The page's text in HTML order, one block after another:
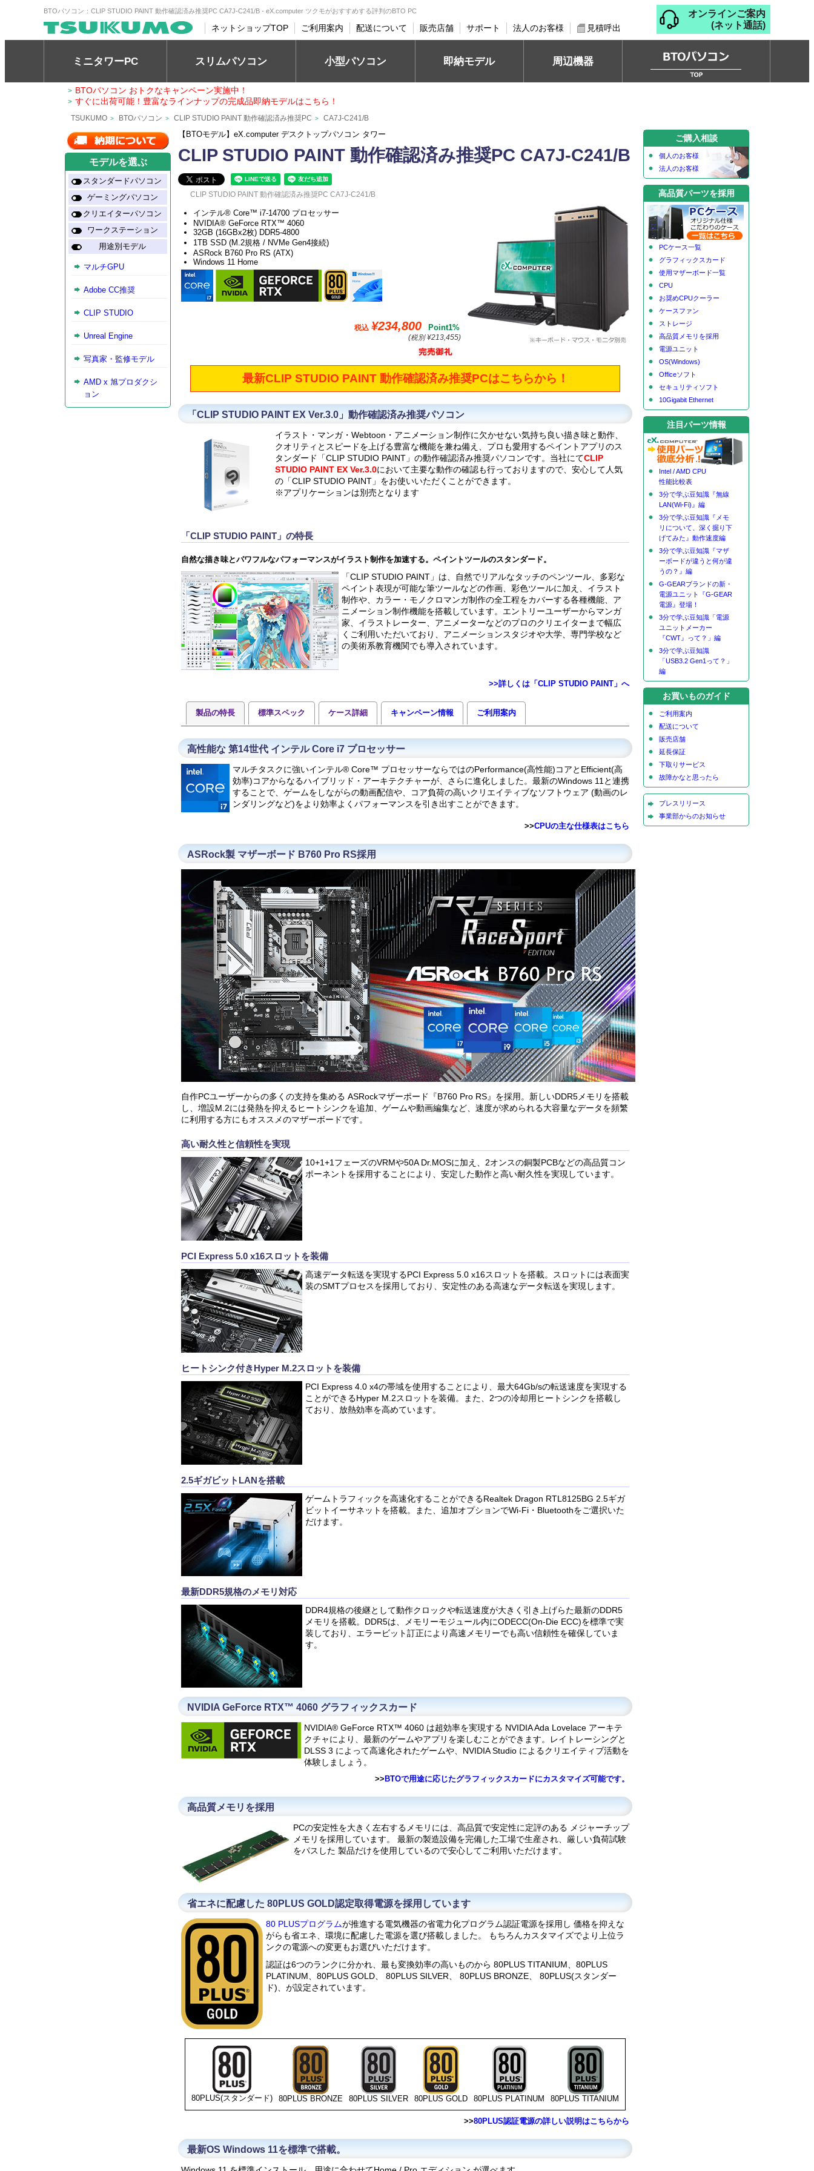
BTOパソコン：CLIP STUDIO PAINT 動作確認済み推奨PC CA7J-C241/B - eX.computer ツクモがおすすめする評判のBTO PC
ネットショップTOP ご利用案内 配送について 販売店舗 サポート 法人のお客様 見積呼出
オンラインご案内
(ネット通話)
ミニタワーPC スリムパソコン 小型パソコン 即納モデル 周辺機器
> BTOパソコン おトクなキャンペーン実施中！
> すぐに出荷可能！豊富なラインナップの完成品即納モデルはこちら！
TSUKUMO > BTOパソコン > CLIP STUDIO PAINT 動作確認済み推奨PC > CA7J-C241/B
【BTOモデル】eX.computer デスクトップパソコン タワー
CLIP STUDIO PAINT 動作確認済み推奨PC CA7J-C241/B
CLIP STUDIO PAINT 動作確認済み推奨PC CA7J-C241/B
インテル® Core™ i7-14700 プロセッサー
NVIDIA® GeForce RTX™ 4060
32GB (16GBx2枚) DDR5-4800
1TB SSD (M.2規格 / NVMe Gen4接続)
ASRock B760 Pro RS (ATX)
Windows 11 Home
税込 ¥234,800 Point1%
(税別 ¥213,455)
最新CLIP STUDIO PAINT 動作確認済み推奨PCはこちらから！
「CLIP STUDIO PAINT EX Ver.3.0」動作確認済み推奨パソコン
イラスト・マンガ・Webtoon・アニメーション制作に欠かせない気持ち良い描き味と動作、
クオリティとスピードを上げる豊富な機能を兼ね備え、プロも愛用するペイントアプリのス
タンダード「CLIP STUDIO PAINT」の動作確認済み推奨パソコンです。当社にてCLIP
STUDIO PAINT EX Ver.3.0において主要な動作の確認も行っておりますので、安心して人気
の「CLIP STUDIO PAINT」をお使いいただくことができます。
※アプリケーションは別売となります
「CLIP STUDIO PAINT」の特長
自然な描き味とパワフルなパフォーマンスがイラスト制作を加速する。ペイントツールのスタンダード。
「CLIP STUDIO PAINT」は、自然でリアルなタッチのペンツール、多彩な
ペイント表現が可能な筆ツールなどの作画、彩色ツールに加え、イラスト
制作や、カラー・モノクロマンガ制作の全工程をカバーする各種機能、ア
ニメーション制作機能を搭載しています。エントリーユーザーからマンガ
家、イラストレーター、アニメーターなどのプロのクリエイターまで幅広
くご利用いただいており、アニメーションスタジオや大学、専門学校など
の美術系教育機関でも導入されています。
>>詳しくは「CLIP STUDIO PAINT」へ
製品の特長 標準スペック ケース詳細 キャンペーン情報 ご利用案内
高性能な 第14世代 インテル Core i7 プロセッサー
マルチタスクに強いインテル® Core™ プロセッサーならではのPerformance(高性能)コアとEfficient(高
効率)コアからなるハイブリッド・アーキテクチャーが、さらに進化しました。最新のWindows 11と連携
することで、ゲームをしながらの動画配信や、コア負荷の高いクリエイティブなソフトウェア (動画のレ
ンダリングなど)をより効率よくパフォーマンスを引き出すことができます。
>>CPUの主な仕様表はこちら
ASRock製 マザーボード B760 Pro RS採用
自作PCユーザーからの多くの支持を集める ASRockマザーポード『B760 Pro RS』を採用。新しいDDR5メモリを搭載
し、増設M.2には発熱を抑えるヒートシンクを追加、ゲームや動画編集など、速度が求められる大容量なデータを頻繁
に利用する方にもオススメのマザーボードです。
高い耐久性と信頼性を実現
10+1+1フェーズのVRMや50A Dr.MOSに加え、2オンスの銅製PCBなどの高品質コン
ポーネントを採用することにより、安定した動作と高い耐久性を実現しています。
PCI Express 5.0 x16スロットを装備
高速データ転送を実現するPCI Express 5.0 x16スロットを搭載。スロットには表面実
装のSMTプロセスを採用しており、安定性のある高速なデータ転送を実現します。
ヒートシンク付きHyper M.2スロットを装備
PCI Express 4.0 x4の帯域を使用することにより、最大64Gb/sの転送速度を実現する
ことができるHyper M.2スロットを装備。また、2つの冷却用ヒートシンクを搭載し
ており、放熱効率を高めています。
2.5ギガビットLANを搭載
ゲームトラフィックを高速化することができるRealtek Dragon RTL8125BG 2.5ギガ
ビットイーサネットを搭載。また、追加オプションでWi-Fi・Bluetoothをご選択いた
だけます。
最新DDR5規格のメモリ対応
DDR4規格の後継として動作クロックや転送速度が大きく引き上げらた最新のDDR5
メモリを搭載。DDR5は、メモリーモジュール内にODECC(On-Die ECC)を標準で実
装しており、エラービット訂正により高速メモリーでも高い信頼性を確保していま
す。
NVIDIA GeForce RTX™ 4060 グラフィックスカード
NVIDIA® GeForce RTX™ 4060 は超効率を実現する NVIDIA Ada Lovelace アーキテ
クチャにより、最新のゲームやアプリを楽しむことができます。レイトレーシングと
DLSS 3 によって高速化されたゲームや、NVIDIA Studio によるクリエイティブ活動を
体験しましょう。
>> BTOで用途に応じたグラフィックスカードにカスタマイズ可能です。
高品質メモリを採用
PCの安定性を大きく左右するメモリには、高品質で安定性に定評のある メジャーチップ
メモリを採用しています。 最新の製造設備を完備した工場で生産され、厳しい負荷試験
をパスした 製品だけを使用しているので安心してご利用いただけます。
省エネに配慮した 80PLUS GOLD認定取得電源を採用しています
80 PLUSプログラムが推進する電気機器の省電力化プログラム認証電源を採用し 価格を抑えな
がらも省エネ、環境に配慮した電源を選び搭載しました。 もちろんカスタマイズでより上位ラ
ンクの電源への変更もお選びいただけます。
認証は6つのランクに分かれ、最も変換効率の高いものから 80PLUS TITANIUM、80PLUS
PLATINUM、80PLUS GOLD、 80PLUS SILVER、 80PLUS BRONZE、 80PLUS(スタンダー
ド)、が設定されています。
80PLUS(スタンダード) 80PLUS BRONZE 80PLUS SILVER 80PLUS GOLD 80PLUS PLATINUM 80PLUS TITANIUM
>>80PLUS認証電源の詳しい説明はこちらから
最新OS Windows 11を標準で搭載。
モデルを選ぶ
スタンダードパソコン
ゲーミングパソコン
クリエイターパソコン
ワークステーション
用途別モデル
マルチGPU
Adobe CC推奨
CLIP STUDIO
Unreal Engine
写真家・監修モデル
AMD x 旭プロダクシ
ョン
ご購入相談
個人のお客様
法人のお客様
高品質パーツを採用
PCケース一覧
グラフィックスカード
使用マザーボード一覧
CPU
お奨めCPUクーラー
ケースファン
ストレージ
高品質メモリを採用
電源ユニット
OS(Windows)
Officeソフト
セキュリティソフト
10Gigabit Ethernet
注目パーツ情報
Intel / AMD CPU
性能比較表
3分で学ぶ豆知識『無線
LAN(Wi-Fi)』編
3分で学ぶ豆知識『メモ
リについて、深く掘り下
げてみた』動作速度編
3分で学ぶ豆知識『マザ
ーボードが違うと何が違
うの？』編
G-GEARブランドの新・
電源ユニット『G-GEAR
電源』登場！
3分で学ぶ豆知識「電源
ユニットメーカー
『CWT』って？」編
3分で学ぶ豆知識
「USB3.2 Gen1って？」
編
お買いものガイド
ご利用案内
配送について
販売店舗
延長保証
下取りサービス
故障かなと思ったら
プレスリリース
事業部からのお知らせ